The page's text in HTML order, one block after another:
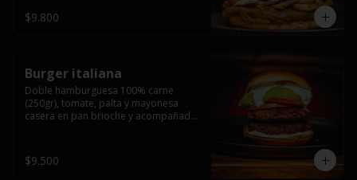
fritas.
$9.800
Burger italiana
Doble hamburguesa 100% carne
(250gr), tomate, palta y mayonesa
casera en pan brioche y acompañado
$9.500